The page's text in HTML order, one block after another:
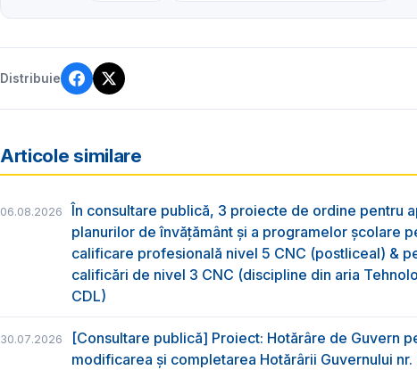
Distribuie
Articole similare
06.08.2026
În consultare publică, 3 proiecte de ordine pentru
planurilor de învățământ și a programelor școlare
calificare profesională nivel 5 CNC (postliceal) &
calificări de nivel 3 CNC (discipline din aria
CDL)
30.07.2026
[Consultare publică] Proiect: Hotărâre de Guvern
modificarea și completarea Hotărârii Guvernului